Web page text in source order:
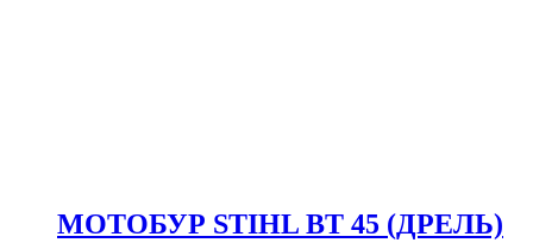
МОТОБУР STIHL BT 45 (ДРЕЛЬ)